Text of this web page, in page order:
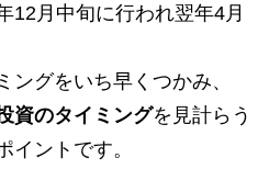
12月中旬に行われ翌年4月
グをいち早くつかみ、
資のタイミングを見計らう
イントです。